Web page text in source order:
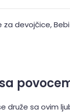
za devojčice,
druže sa ovim